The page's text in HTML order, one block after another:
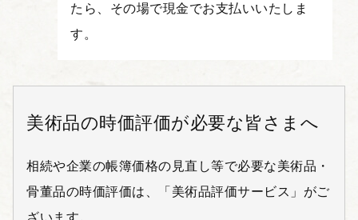
たら、その場で現金でお支払いいたしま
す。
美術品の時価評価が必要な皆さまへ
相続や企業の帳簿価格の見直し等で必要な美術品・
骨董品の時価評価は、「美術品評価サービス」がご
ざいます。